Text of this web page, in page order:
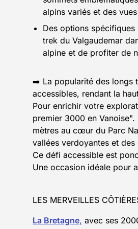
alpins variés et des
Des options
trek du Valgaudemar
alpine et de profiter de
➡️ La popularité des longs
accessibles, rendant la
Pour enrichir votre
premier 3000 en
mètres au cœur du Parc
vallées verdoyantes et
Ce défi accessible est
Une occasion idéale pour
LES MERVEILLES
La Bretagne, avec ses